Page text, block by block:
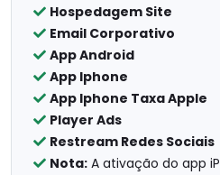
Hospedagem Site
Email Corporativo
App Android
App Iphone
App Iphone Taxa Apple
Player Ads
Restream Redes Sociais
Nota: A ativação do app